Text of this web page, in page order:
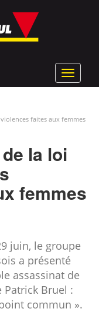
Toggle
faites aux femmes
la loi
femmes
juin, le groupe
a présenté
assassinat de
Patrick Bruel :
commun ».